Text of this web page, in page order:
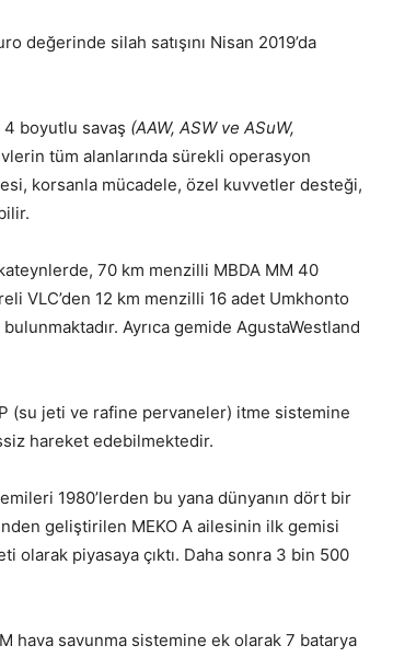
değerinde silah satışını Nisan 2019’da
4 boyutlu savaş (AAW, ASW ve ASuW,
tüm alanlarında sürekli operasyon
korsanla mücadele, özel kuvvetler desteği,
70 km menzilli MBDA MM 40
VLC’den 12 km menzilli 16 adet Umkhonto
Ayrıca gemide AgustaWestland
(su jeti ve rafine pervaneler) itme sistemine
hareket edebilmektedir.
1980’lerden bu yana dünyanın dört bir
geliştirilen MEKO A ailesinin ilk gemisi
olarak piyasaya çıktı. Daha sonra 3 bin 500
hava savunma sistemine ek olarak 7 batarya